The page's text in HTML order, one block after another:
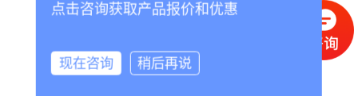
点击咨询获取产品报价和优惠
现在咨询 稍后再说